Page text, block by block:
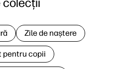
Zile de naștere
pentru copii